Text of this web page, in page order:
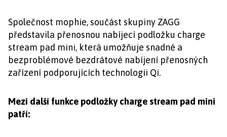
Společnost mophie, součást skupiny ZAGG
představila přenosnou nabíjecí podložku charge
stream pad mini, která umožňuje snadné a
bezproblémové bezdrátové nabíjení přenosných
zařízení podporujících technologii Qi.
Mezi další funkce podložky charge stream pad mini
patří: